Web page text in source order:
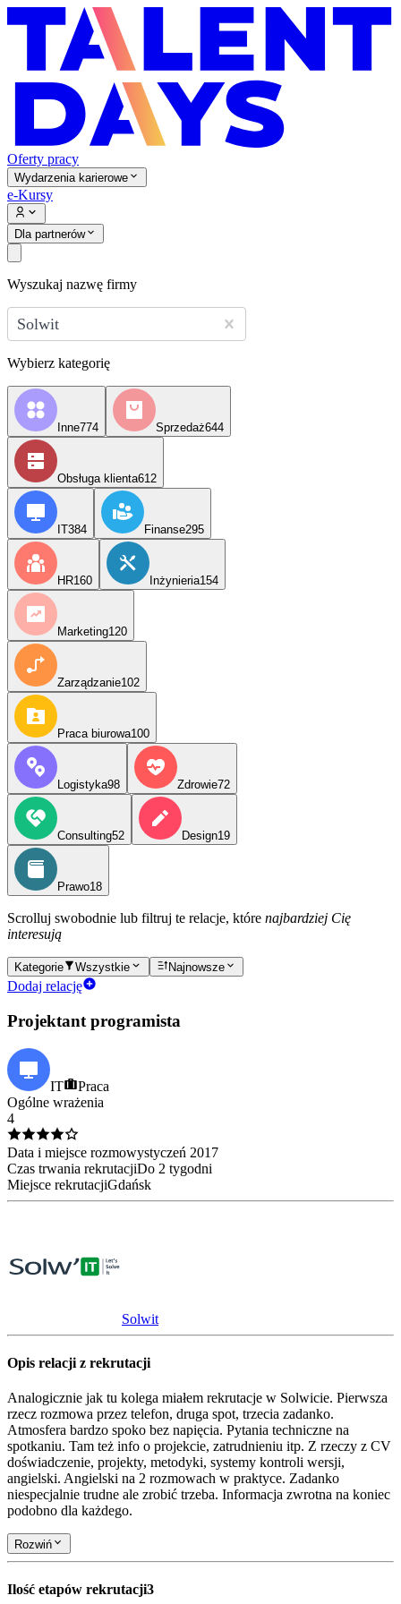
Oferty pracy
Wydarzenia karierowe
e-Kursy
Dla partnerów
Wyszukaj nazwę firmy
Solwit
Wybierz kategorię
Inne774 Sprzedaż644
Obsługa klienta612
IT384 Finanse295
HR160 Inżynieria154
Marketing120
Zarządzanie102
Praca biurowa100
Logistyka98 Zdrowie72
Consulting52 Design19
Prawo18
Scrolluj swobodnie lub filtruj te relacje, które najbardziej Cię
interesują
Kategorie Wszystkie Najnowsze
Dodaj relację
Projektant programista
IT
Praca
Ogólne wrażenia
4
Data i miejsce rozmowystyczeń 2017
Czas trwania rekrutacjiDo 2 tygodni
Miejsce rekrutacjiGdańsk
Solwit
Opis relacji z rekrutacji
Analogicznie jak tu kolega miałem rekrutacje w Solwicie. Pierwsza
rzecz rozmowa przez telefon, druga spot, trzecia zadanko.
Atmosfera bardzo spoko bez napięcia. Pytania techniczne na
spotkaniu. Tam też info o projekcie, zatrudnieniu itp. Z rzeczy z CV
doświadczenie, projekty, metodyki, systemy kontroli wersji,
angielski. Angielski na 2 rozmowach w praktyce. Zadanko
niespecjalnie trudne ale zrobić trzeba. Informacja zwrotna na koniec
podobno dla każdego.
Rozwiń
Ilość etapów rekrutacji3